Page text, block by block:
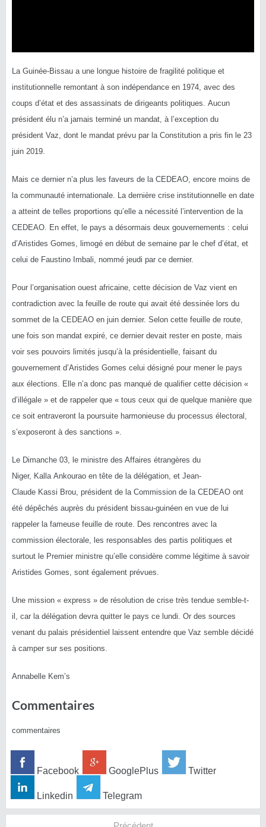
La Guinée-Bissau a une longue histoire de fragilité politique et
institutionnelle remontant à son indépendance en 1974, avec des
coups d’état et des assassinats de dirigeants politiques. Aucun
président élu n’a jamais terminé un mandat, à l’exception du
président Vaz , dont le mandat prévu par la Constitution a pris fin le 23
juin 2019.
Mais ce dernier n’a plus les faveurs de la CEDEAO, encore moins de
la communauté internationale. La dernière crise institutionnelle en date
a atteint de telles proportions qu’elle a nécessité l’intervention de la
CEDEAO. En effet, le pays a désormais deux gouvernements : celui
d’Aristides Gomes, limogé en début de semaine par le chef d’état, et
celui de Faustino Imbali , nommé jeudi par ce dernier.
Pour l’organisation ouest africaine, cette décision de Vaz vient en
contradiction avec la feuille de route qui avait été dessinée lors du
sommet de la CEDEAO en juin dernier. Selon cette feuille de route,
une fois son mandat expiré, ce dernier devait rester en poste, mais
voir ses pouvoirs limités jusqu’à la présidentielle, faisant du
gouvernement d’Aristides Gomes celui désigné pour mener le pays
aux élections.
Elle n’a donc pas manqué de qualifier cette décision «
d’illégale » et de rappeler que « tous ceux qui de quelque manière que
ce soit entraveront la poursuite harmonieuse du processus électoral,
s’exposeront à des sanctions ».
Le Dimanche 03, le ministre des Affaires étrangères du
Niger, Kalla Ankourao en tête de la délégation, et Jean-
Claude Kassi Brou, président de la Commission de la CEDEAO ont
été dépêchés auprès du président bissau-guinéen en vue de lui
rappeler la fameuse feuille de route. Des rencontres avec la
commission électorale, les responsables des partis politiques et
surtout le Premier ministre qu’elle considère comme légitime à savoir
Aristides Gomes, sont également prévues.
Une mission « express » de résolution de crise très tendue semble-t-
il, car la délégation devra quitter le pays ce lundi. Or des sources
venant du palais présidentiel laissent entendre que Vaz semble décidé
à camper sur ses positions.
Annabelle Kem’s
Commentaires
commentaires
Facebook GooglePlus Twitter
Linkedin Telegram